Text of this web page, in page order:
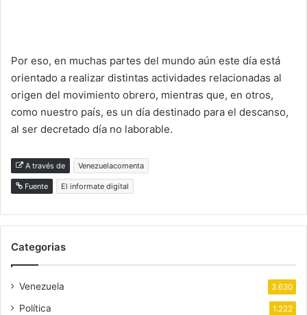
Por eso, en muchas partes del mundo aún este día está
orientado a realizar distintas actividades relacionadas al
origen del movimiento obrero, mientras que, en otros,
como nuestro país, es un día destinado para el descanso,
al ser decretado día no laborable.
A través de Venezuelacomenta
Fuente El informate digital
Categorias
Venezuela 3.630
Política 1.222